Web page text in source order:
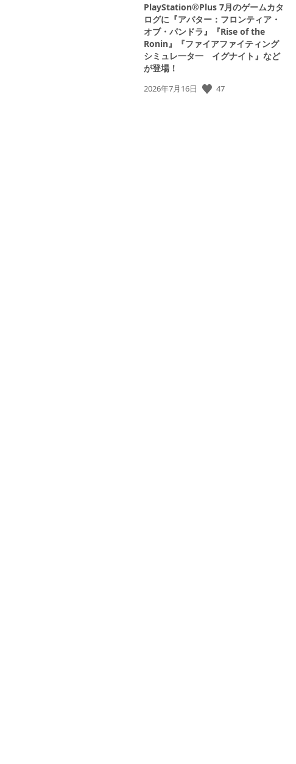
PlayStation®Plus 7月のゲームカタ
ログに『アバター：フロンティア・
オブ・パンドラ』『Rise of the
Ronin』『ファイアファイティング
シミュレ一タ一 イグナイト』など
が登場！
公
2026年7月16日 47